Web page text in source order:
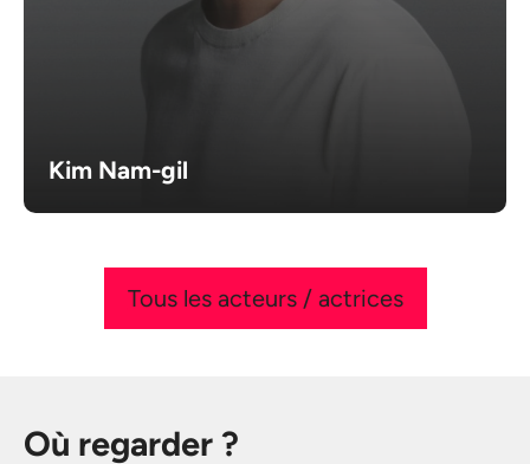
Kim Nam-gil
Tous les acteurs / actrices
Où regarder ?